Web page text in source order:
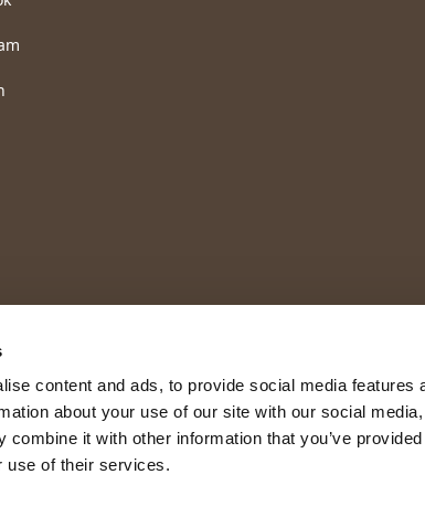
content and ads, to provide social media features
about your use of our site with our social
combine it with other information that you’ve
use of their services.